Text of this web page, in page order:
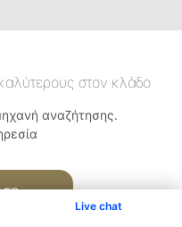
Live chat
στον κλάδο
αναζήτησης.